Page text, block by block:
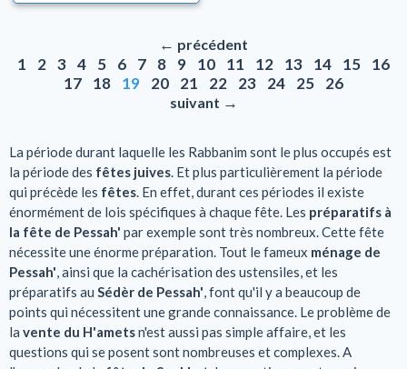
← précédent
1 2 3 4 5 6 7 8 9 10 11 12 13 14 15
16
17
18 19 20 21 22 23 24 25 26
suivant →
La période durant laquelle les Rabbanim sont le plus occupés est
la période des fêtes juives. Et plus particulièrement la période
qui précède les fêtes. En effet, durant ces périodes il existe
énormément de lois spécifiques à chaque fête. Les préparatifs à
la fête de Pessah' par exemple sont très nombreux. Cette fête
nécessite une énorme préparation. Tout le fameux ménage de
Pessah', ainsi que la cachérisation des ustensiles, et les
préparatifs au Sédèr de Pessah', font qu'il y a beaucoup de
points qui nécessitent une grande connaissance. Le problème de
la vente du H'ametsn'est aussi pas simple affaire, et les
questions qui se posent sont nombreuses et complexes. A